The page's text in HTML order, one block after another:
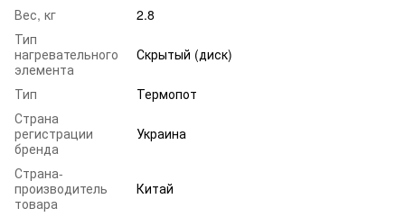
Вес, кг
2.8
Тип
нагревательного
элемента
Скрытый (диск)
Тип
Термопот
Страна
регистрации
бренда
Украина
Страна-
производитель
товара
Китай